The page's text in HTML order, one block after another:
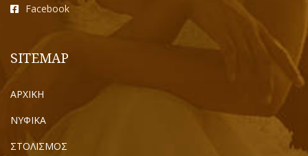
Facebook
SITEMAP
ΑΡΧΙΚΗ
ΝΥΦΙΚΑ
ΣΤΟΛΙΣΜΟΣ